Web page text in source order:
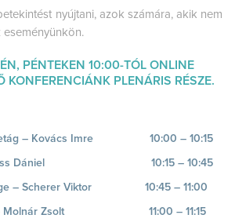
nyújtani, azok számára, akik nem
PÉNTEKEN 10:00-TÓL ONLINE
KONFERENCIÁNK PLENÁRIS RÉSZE.
– Kovács Imre 10:00 – 10:15
– Huss Dániel 10:15 – 10:45
– Scherer Viktor 10:45 – 11:00
– Molnár Zsolt 11:00 – 11:15